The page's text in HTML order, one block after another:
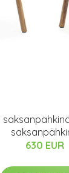
630 EUR